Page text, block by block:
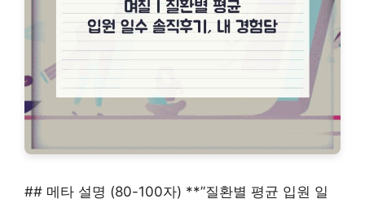
## 메타 설명 (80-100자) **”질환별 평균 입원 일